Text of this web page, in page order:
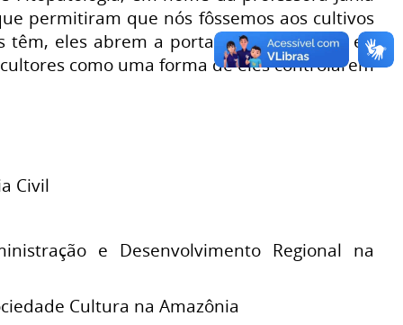
permitiram que nós fôssemos aos cultivos
têm, eles abrem a porta para a gente, e eu
como uma forma de eles controlarem
Civil
e Desenvolvimento Regional na
Cultura na Amazônia